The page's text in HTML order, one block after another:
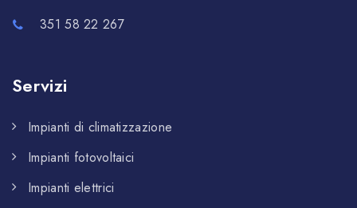
351 58 22 267
Servizi
Impianti di climatizzazione
Impianti fotovoltaici
Impianti elettrici